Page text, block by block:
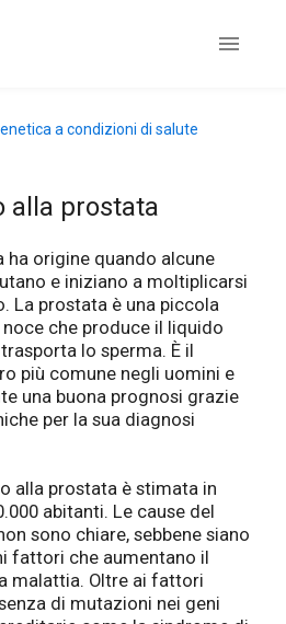
a condizioni di salute
alla prostata
ha origine quando alcune
e iniziano a moltiplicarsi
La prostata è una piccola
che produce il liquido
lo sperma. È il
più comune negli uomini e
una buona prognosi grazie
per la sua diagnosi
alla prostata è stimata in
abitanti. Le cause del
sono chiare, sebbene siano
fattori che aumentano il
malattia. Oltre ai fattori
di mutazioni nei geni